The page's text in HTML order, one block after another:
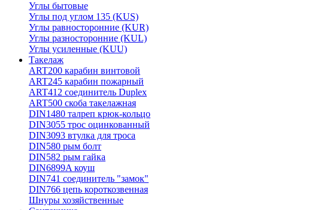
Углы бытовые
Углы под углом 135 (KUS)
Углы равносторонние (KUR)
Углы разносторонние (KUL)
Углы усиленные (KUU)
Такелаж
ART200 карабин винтовой
ART245 карабин пожарный
ART412 соединитель Duplex
ART500 скоба такелажная
DIN1480 талреп крюк-кольцо
DIN3055 трос оцинкованный
DIN3093 втулка для троса
DIN580 рым болт
DIN582 рым гайка
DIN6899A коуш
DIN741 соединитель "замок"
DIN766 цепь короткозвенная
Шнуры хозяйственные